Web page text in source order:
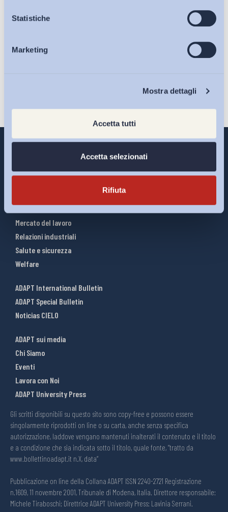
Statistiche
Marketing
Mostra dettagli
Accetta tutti
Accetta selezionati
Rifiuta
Osservatori
Eventi
Ho letto e Accetto il trattamento dei dati personali descritti
Riforme del lavoro
Mercato del lavoro
Relazioni industriali
Salute e sicurezza
Welfare
ADAPT International Bulletin
ADAPT Special Bulletin
Noticias CIELO
ADAPT sui media
Chi Siamo
Eventi
Lavora con Noi
ADAPT University Press
Gli scritti disponibili su questo sito sono copy-free e possono essere
singolarmente riprodotti on line o su carta, anche senza specifica
autorizzazione, laddove vengano mantenuti inalterati il contenuto e il titolo
e a condizione che sia indicata sotto il titolo, quale fonte, “tratto da
www.bollettinoadapt.it n.X, data“
Pubblicazione on line della Collana ADAPT ISSN 2240-2721 Registrazione
n.1609, 11 novembre 2001, Tribunale di Modena, Italia. Direttore responsabile:
Michele Tiraboschi; Direttrice ADAPT University Press: Lavinia Serrani.